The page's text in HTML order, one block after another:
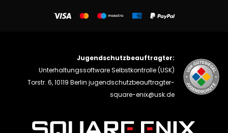
Jugendschutzbeauftragter:
Unterhaltungssoftware Selbstkontrolle (USK)
Torstr. 6, 10119 Berlin jugendschutzbeauftragter-
square-enix@usk.de